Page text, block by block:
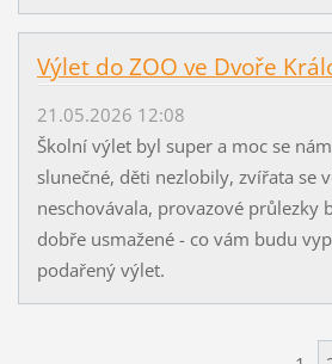
Výlet do ZOO ve Dvoře
21.05.2026 12:08
Školní výlet byl super a moc se
slunečné, děti nezlobily, zvířata se
neschovávala, provazové průlezky
dobře usmažené - co vám budu
podařený výlet.